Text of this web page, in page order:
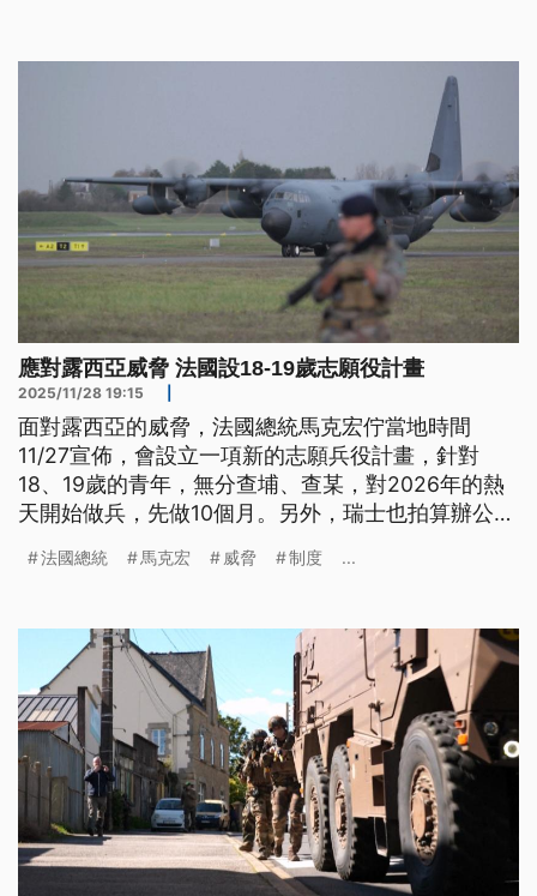
應對露西亞威脅 法國設18-19歲志願役計畫
2025/11/28 19:15
面對露西亞的威脅，法國總統馬克宏佇當地時間
11/27宣佈，會設立一項新的志願兵役計畫，針對
18、19歲的青年，無分查埔、查某，對2026年的熱
天開始做兵，先做10個月。另外，瑞士也拍算辦公
取代目前的「男性強制做兵制度」。（新聞標題、導
法國總統 馬克宏 威脅 制度 ...